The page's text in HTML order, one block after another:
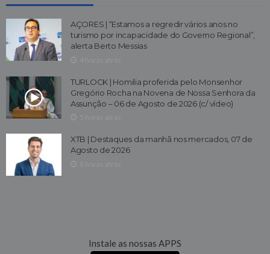
AÇORES | “Estamos a regredir vários anos no
turismo por incapacidade do Governo Regional”,
alerta Berto Messias
TURLOCK | Homilia proferida pelo Monsenhor
Gregório Rocha na Novena de Nossa Senhora da
Assunção – 06 de Agosto de 2026 (c/ vídeo)
XTB | Destaques da manhã nos mercados, 07 de
Agosto de 2026
Instale as nossas APPS